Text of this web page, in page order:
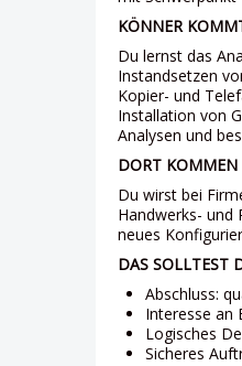
KÖNNER
Du lernst das
Instand­setzen
Kopier- und
Installation von
Analysen und
DORT KOMMEN
Du wirst bei
Handwerks- und
neues
DAS SOLLTEST
Abschluss:
Interesse an
Logisches
Sicheres